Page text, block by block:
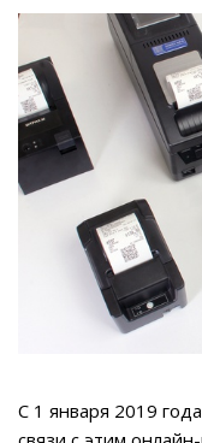
С 1 января 2019